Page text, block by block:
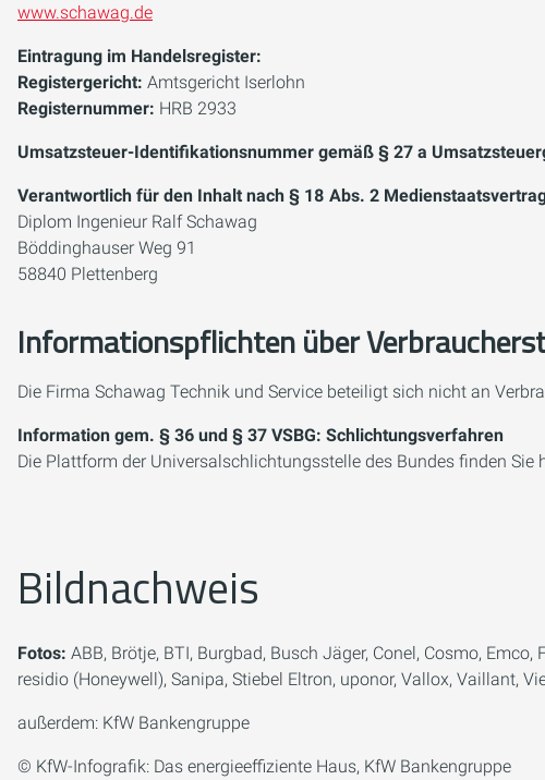
www.schawag.de
Eintragung im Handelsregister:
Registergericht: Amtsgericht Iserlohn
Registernummer: HRB 2933
Umsatzsteuer-Identifikationsnummer gemäß § 27 a
Verantwortlich für den Inhalt nach § 18 Abs. 2
Diplom Ingenieur Ralf Schawag
Böddinghauser Weg 91
58840 Plettenberg
Informationspflichten über
Die Firma Schawag Technik und Service beteiligt sich nicht an
Information gem. § 36 und § 37 VSBG: Schlichtungsverfahren
Die Plattform der Universalschlichtungsstelle des Bundes finden Sie
Bildnachweis
Fotos: ABB, Brötje, BTI, Burgbad, Busch Jäger, Conel, Cosmo,
residio (Honeywell), Sanipa, Stiebel Eltron, uponor, Vallox, Vaillant,
außerdem: KfW Bankengruppe
© KfW-Infografik: Das energieeffiziente Haus, KfW Bankengruppe